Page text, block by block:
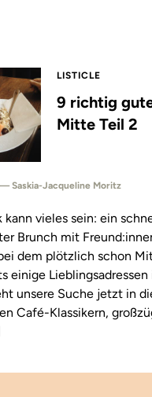
LISTICLE
9 richtig
Mitte Teil 2
Saskia-Jacqueline Moritz
kann vieles sein: ein
Brunch mit
dem plötzlich schon
einige
unsere Suche jetzt in
Café-Klassikern,